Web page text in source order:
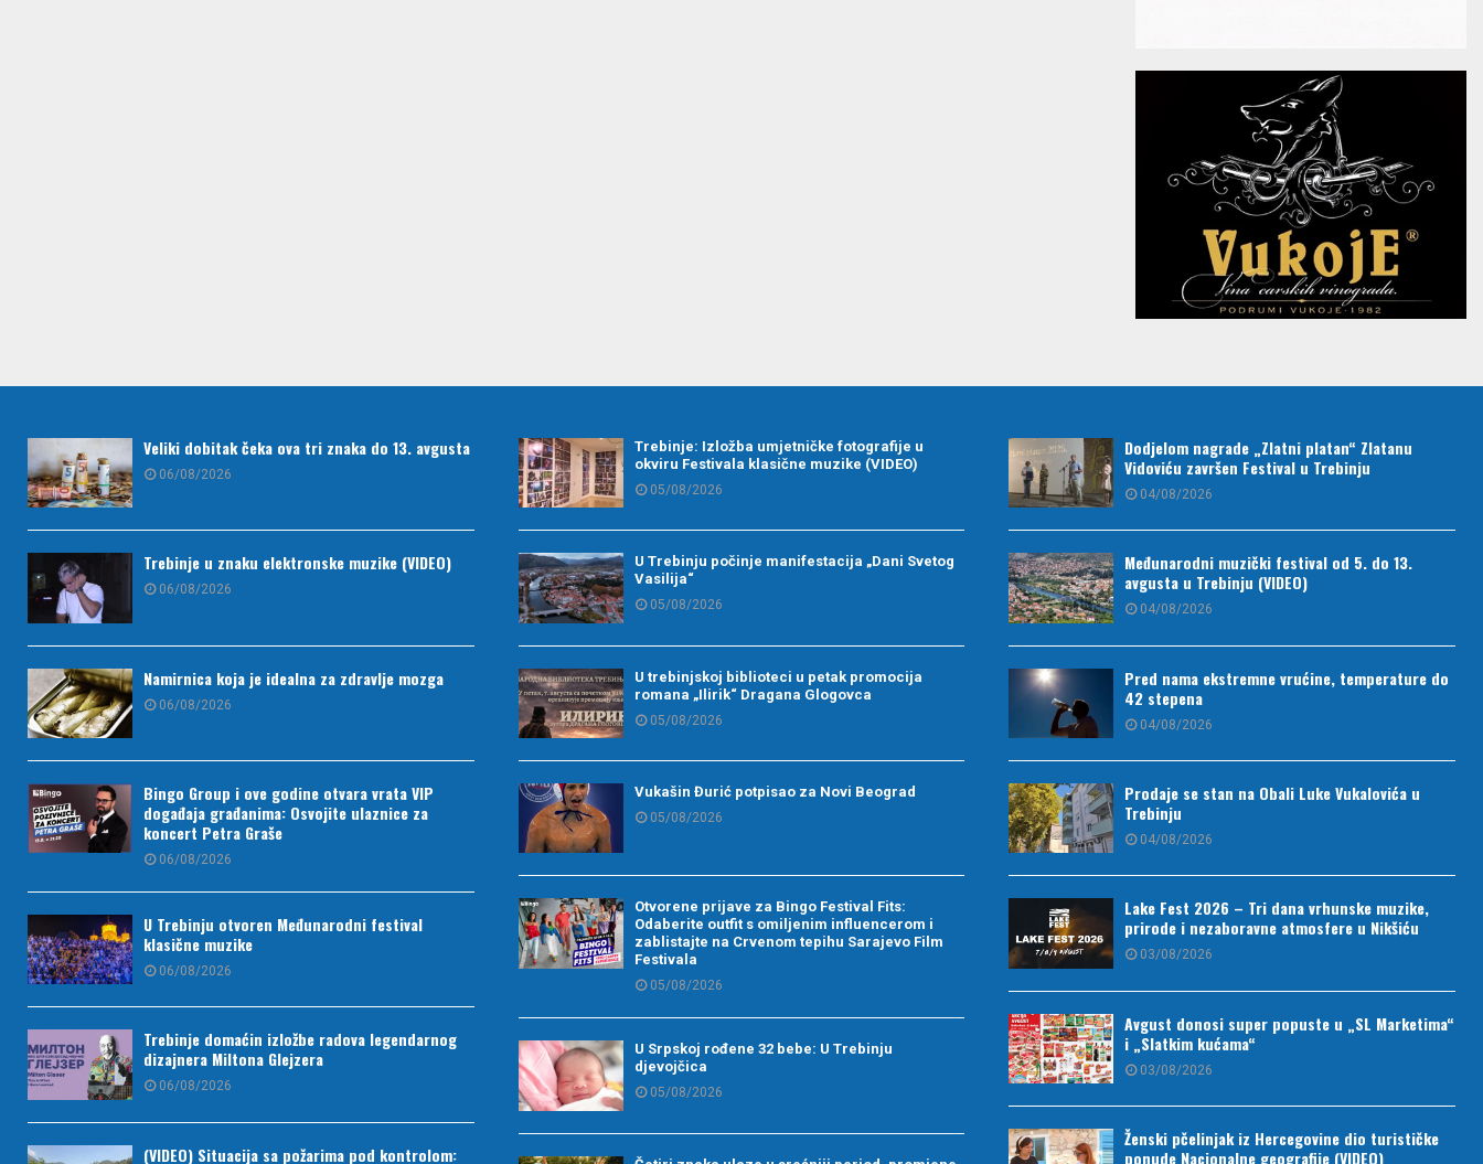
Veliki dobitak čeka ova tri znaka do 13. avgusta
06/08/2026
Trebinje u znaku elektronske muzike (VIDEO)
06/08/2026
Namirnica koja je idealna za zdravlje mozga
06/08/2026
Bingo Group i ove godine otvara vrata VIP
događaja građanima: Osvojite ulaznice za
koncert Petra Graše
06/08/2026
U Trebinju otvoren Međunarodni festival
klasične muzike
06/08/2026
Trebinje domaćin izložbe radova legendarnog
dizajnera Miltona Glejzera
06/08/2026
(VIDEO) Situacija sa požarima pod kontrolom:
Trebinje: Izložba umjetničke fotografije u
okviru Festivala klasične muzike (VIDEO)
05/08/2026
U Trebinju počinje manifestacija „Dani Svetog
Vasilija“
05/08/2026
U trebinjskoj biblioteci u petak promocija
romana „Ilirik“ Dragana Glogovca
05/08/2026
Vukašin Đurić potpisao za Novi Beograd
05/08/2026
Otvorene prijave za Bingo Festival Fits:
Odaberite outfit s omiljenim influencerom i
zablistajte na Crvenom tepihu Sarajevo Film
Festivala
05/08/2026
U Srpskoj rođene 32 bebe: U Trebinju
djevojčica
05/08/2026
Dodjelom nagrade „Zlatni platan“ Zlatanu
Vidoviću završen Festival u Trebinju
04/08/2026
Međunarodni muzički festival od 5. do 13.
avgusta u Trebinju (VIDEO)
04/08/2026
Pred nama ekstremne vrućine, temperature do
42 stepena
04/08/2026
Prodaje se stan na Obali Luke Vukalovića u
Trebinju
04/08/2026
Lake Fest 2026 – Tri dana vrhunske muzike,
prirode i nezaboravne atmosfere u Nikšiću
03/08/2026
Avgust donosi super popuste u „SL Marketima“
i „Slatkim kućama“
03/08/2026
Ženski pčelinjak iz Hercegovine dio turističke
ponude Nacionalne geografije (VIDEO)